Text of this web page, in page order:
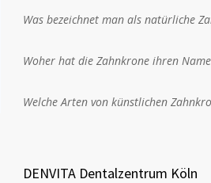
Was bezeichnet man als natürliche
Woher hat die Zahnkrone ihren
Welche Arten von künstlichen
DENVITA Dentalzentrum Köln